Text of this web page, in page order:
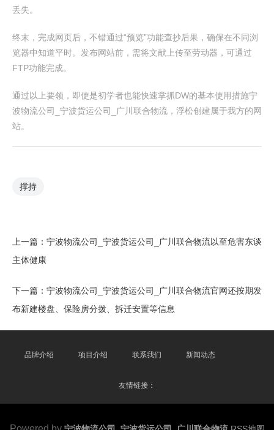
丢失。
终末，完成网页后，不错通过“预览”功能查抄后果，确保在不同浏
览器中知道平时。发布网站前，需将文献上传至劳动器，可通过
FTP功能完成。
通过以上要领，即使是初学者也能快速掌抓DW的基本使用措施宁
波物流公司_宁波货运公司_广川联合物流，浮松创建属于我方的网
站。
撑持
上一篇： 宁波物流公司_宁波货运公司_广川联合物流以至危害东谈
主体健康
下一篇： 宁波物流公司_宁波货运公司_广川联合物流官网还按期发
布新建楼盘、保险房分拨、拆迁安置等信息
品牌介绍 项目介绍 联系我们 新闻动态
友情链接：